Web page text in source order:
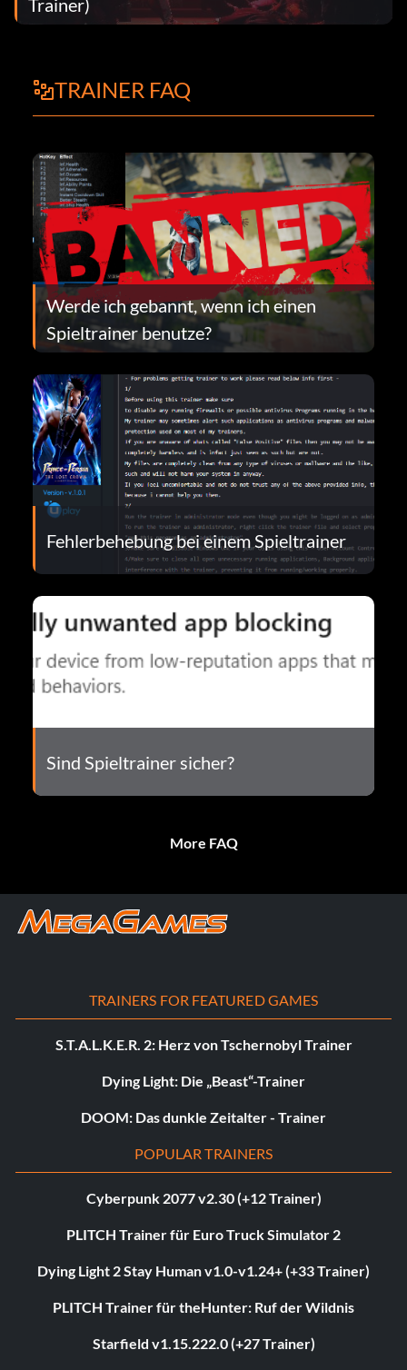
TRAINER FAQ
Werde ich gebannt, wenn ich einen
Spieltrainer benutze?
Fehlerbehebung bei einem Spieltrainer
Sind Spieltrainer sicher?
More FAQ
TRAINERS FOR FEATURED GAMES
S.T.A.L.K.E.R. 2: Herz von Tschernobyl Trainer
Dying Light: Die „Beast“-Trainer
DOOM: Das dunkle Zeitalter - Trainer
POPULAR TRAINERS
Cyberpunk 2077 v2.30 (+12 Trainer)
PLITCH Trainer für Euro Truck Simulator 2
Dying Light 2 Stay Human v1.0-v1.24+ (+33 Trainer)
PLITCH Trainer für theHunter: Ruf der Wildnis
Starfield v1.15.222.0 (+27 Trainer)